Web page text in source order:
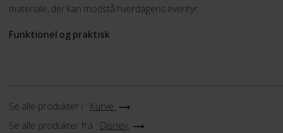
materiale, der kan modstå hverdagens eventyr.
Funktionel og praktisk
Se alle produkter i : Kurve
Se alle produkter fra : Disney